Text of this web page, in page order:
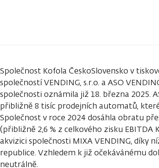
Společnost Kofola ČeskoSlovensko v
společností VENDING, s.r.o. a ASO
společnosti oznámila již 18. března 2025.
přibližně 8 tisíc prodejních automatů,
Společnost v roce 2024 dosáhla obratu
(přibližně 2,6 % z celkového zisku
akvizici společnosti MIXA VENDING, díky
republice. Vzhledem k již očekávánému
neutrálně.